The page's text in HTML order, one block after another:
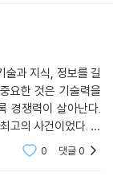
와 열의를 충분히
넘치도록 하는 것이
갈 수 있을 정도의
고 궂은일의 다른
극적인 마음자세로
하러 오는 것이 그렇
배울 것들이 기다
결코 탈진되는 일
자의 마음으
0 댓글0